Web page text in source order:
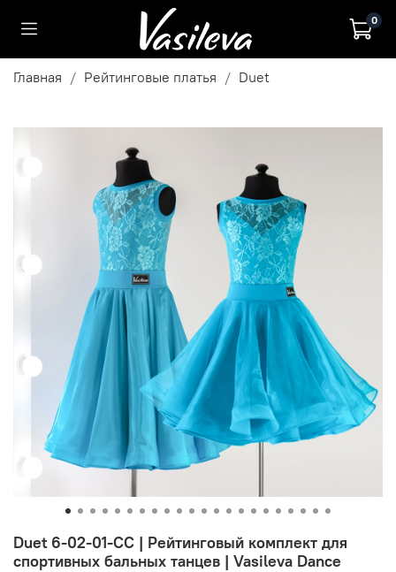
0
Главная Рейтинговые платья Duet
Duet 6-02-01-CC | Рейтинговый комплект для
спортивных бальных танцев | Vasileva Dance